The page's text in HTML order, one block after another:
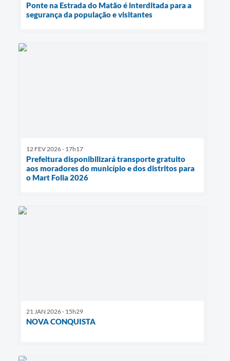
Ponte na Estrada do Matão é interditada para a
segurança da população e visitantes
12 FEV 2026 - 17h17
Prefeitura disponibilizará transporte gratuito
aos moradores do município e dos distritos para
o Mart Folia 2026
21 JAN 2026 - 15h29
NOVA CONQUISTA